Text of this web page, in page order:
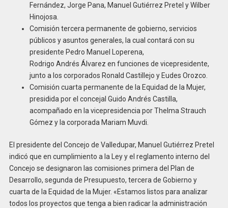
Fernández, Jorge Pana, Manuel Gutiérrez Pretel y Wilber
Hinojosa.
Comisión tercera permanente de gobierno, servicios
públicos y asuntos generales, la cual contará con su
presidente Pedro Manuel Loperena,
Rodrigo Andrés Álvarez en funciones de vicepresidente,
junto a los corporados Ronald Castillejo y Eudes Orozco.
Comisión cuarta permanente de la Equidad de la Mujer,
presidida por el concejal Guido Andrés Castilla,
acompañado en la vicepresidencia por Thelma Strauch
Gómez y la corporada Mariam Muvdi.
El presidente del Concejo de Valledupar, Manuel Gutiérrez Pretel
indicó que en cumplimiento a la Ley y el reglamento interno del
Concejo se designaron las comisiones primera del Plan de
Desarrollo, segunda de Presupuesto, tercera de Gobierno y
cuarta de la Equidad de la Mujer. «Estamos listos para analizar
todos los proyectos que tenga a bien radicar la administración